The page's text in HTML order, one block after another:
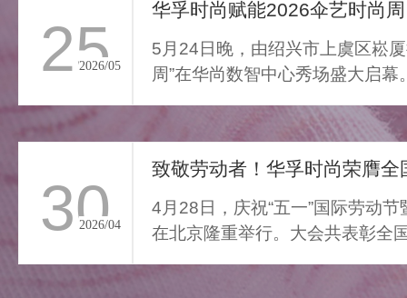
家门，我们亟需“能裹住情
绪”的柔色。家居服将“家的温
柔结界”缝进每寸面料，无需
逃离，换上这身柔雾，便能
让外界紧绷沉进居家软意，
呼吸慢下来，让家成为接住
所有情绪的栖居地。
25
2026/05
华孚时尚赋能2026伞艺时尚
5月24日晚，由绍兴市上虞区崧
周”在华尚数智中心秀场盛大启幕
30
2026/04
致敬劳动者！华孚时尚荣膺
4月28日，庆祝“五一”国际劳动
在北京隆重举行。大会共表彰全